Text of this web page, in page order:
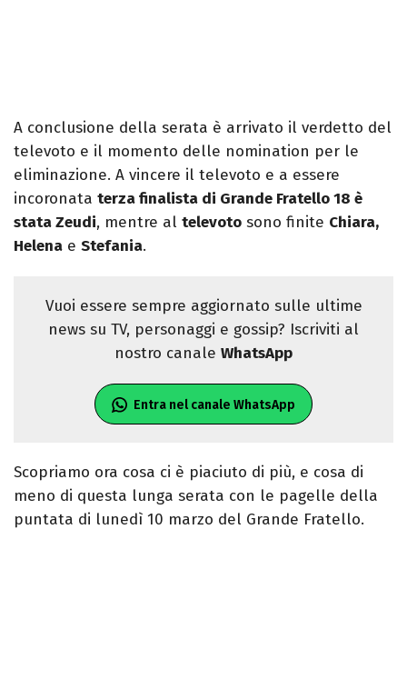
A conclusione della serata è arrivato il verdetto del
televoto e il momento delle nomination per le
eliminazione. A vincere il televoto e a essere
incoronata terza finalista di Grande Fratello 18 è
stata Zeudi, mentre al televoto sono finite Chiara,
Helena e Stefania.
Vuoi essere sempre aggiornato sulle ultime
news su TV, personaggi e gossip? Iscriviti al
nostro canale WhatsApp
Entra nel canale WhatsApp
Scopriamo ora cosa ci è piaciuto di più, e cosa di
meno di questa lunga serata con le pagelle della
puntata di lunedì 10 marzo del Grande Fratello.